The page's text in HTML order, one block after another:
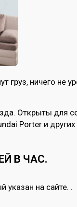
груз, ничего не
Открыты для
Porter и других
В ЧАС.
указан на сайте. .